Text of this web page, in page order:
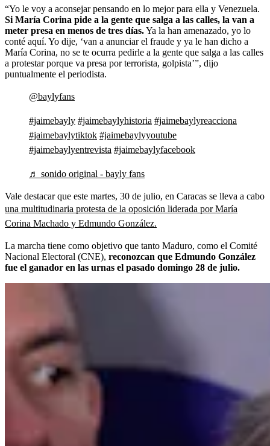
“Yo le voy a aconsejar pensando en lo mejor para ella y Venezuela.
Si María Corina pide a la gente que salga a las calles, la van a
meter presa en menos de tres días.Ya la han amenazado, yo lo
conté aquí. Yo dije, ‘van a anunciar el fraude y ya le han dicho a
María Corina, no se te ocurra pedirle a la gente que salga a las calles
a protestar porque va presa por terrorista, golpista’”, dijo
puntualmente el periodista.
@baylyfans
#jaimebayly #jaimebaylyhistoria #jaimebaylyreacciona
#jaimebaylytiktok #jaimebaylyyoutube
#jaimebaylyentrevista #jaimebaylyfacebook
♬ sonido original - bayly fans
Vale destacar que este martes, 30 de julio, en Caracas se lleva a cabo
una multitudinaria protesta de la oposición liderada por María
Corina Machado y Edmundo González.
La marcha tiene como objetivo que tanto Maduro, como el Comité
Nacional Electoral (CNE), reconozcan que Edmundo González
fue el ganador en las urnas el pasado domingo 28 de julio.